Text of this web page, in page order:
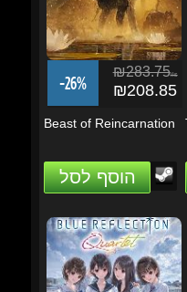
Beast of Reincarnation
הוסף לסל